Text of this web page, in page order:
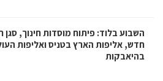
השבוע בלוד: פיתוח מוסדות חינוך, סגן
חדש, אליפות הארץ בטניס ואליפות
בהיאבקות